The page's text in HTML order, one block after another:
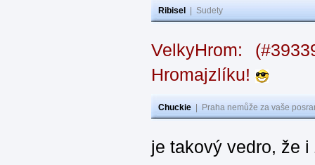
Ribisel Sudety
VelkyHrom:
Hromajzlíku!
Chuckie Praha nemůže za vaše
je takový vedro, že